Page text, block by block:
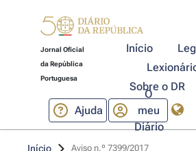
Jornal Oficial
da República
Portuguesa
Início
Sobre o DR
Ajuda
O
meu
Diário
Início Aviso n.º 7399/2017